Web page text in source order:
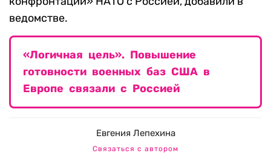
ведомстве.
«Логичная цель». Повышение
готовности военных баз США в
Европе связали с Россией
Евгения Лепехина
Связаться с автором